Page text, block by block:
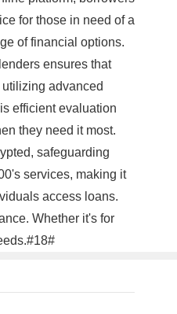
for those in need of a
of financial options.
ensures that
advanced
efficient evaluation
they need it most.
safeguarding
services, making it
access loans.
Whether it's for